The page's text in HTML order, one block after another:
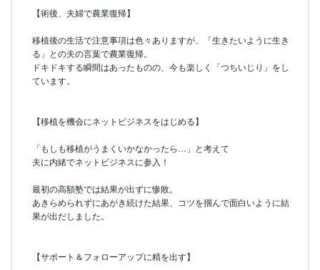
【術後、夫婦で農業復帰】
移植後の生活で注意事項は色々ありますが、「生きたいように生き
る」との夫の言葉で農業復帰。
ドキドキする瞬間はあったものの、今も楽しく「つちいじり」をし
ています。
【移植を機会にネットビジネスをはじめる】
「もしも移植がうまくいかなかったら…」と考えて
夫に内緒でネットビジネスに参入！
最初の高額塾では結果が出ずに惨敗。
あきらめられずにあがき続けた結果、コツを掴んで面白いように結
果が出だしました。
【サポート＆フォローアップに精を出す】